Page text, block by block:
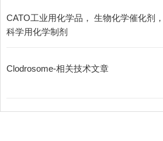
CATO工业用化学品， 生物化学催化剂，
科学用化学制剂
Clodrosome-相关技术文章